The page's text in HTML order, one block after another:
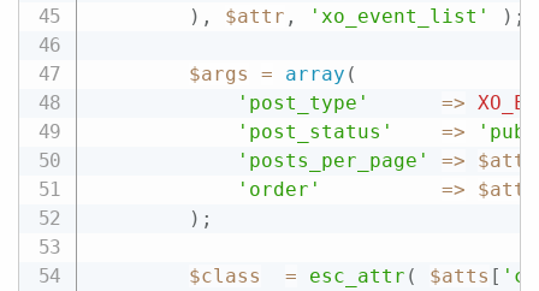
) , $attr , 'xo_event_list' ) ;
$args = array (
'post_type'
=>
'post_status'
=>
'posts_per_page'
=> $atts
'order'
=> $atts
) ;
$class = esc_attr ( $atts [